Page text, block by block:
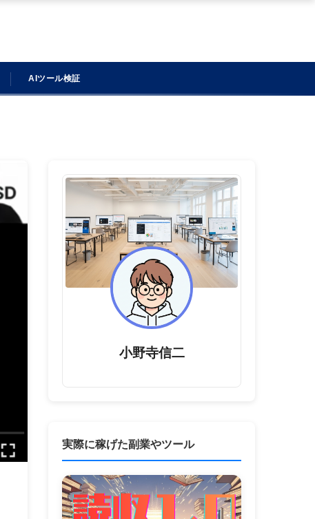
AIツール検証
小野寺信二
実際に稼げた副業やツール